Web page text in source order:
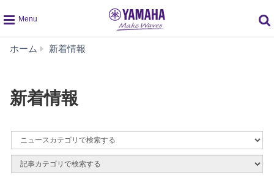
global
navigation
ホーム 新着情報
新着情報
By
News
Category
By
Article